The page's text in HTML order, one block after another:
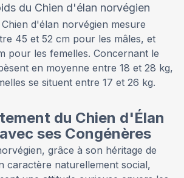
du Chien d'élan norvégien
d'élan norvégien mesure
45 et 52 cm pour les mâles, et
pour les femelles. Concernant le
en moyenne entre 18 et 28 kg,
se situent entre 17 et 26 kg.
du Chien d'Élan
ses Congénères
grâce à son héritage de
caractère naturellement social,